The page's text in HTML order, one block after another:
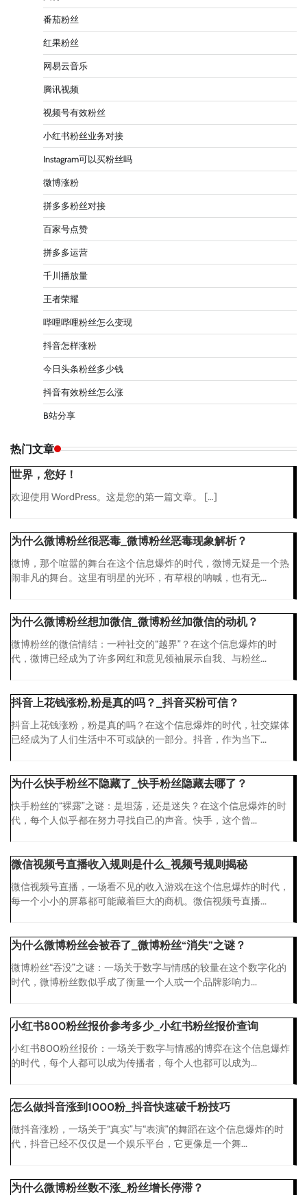
番茄粉丝
红果粉丝
网易云音乐
腾讯视频
视频号有效粉丝
小红书粉丝业务对接
Instagram可以买粉丝吗
微博涨粉
拼多多粉丝对接
百家号点赞
拼多多运营
千川播放量
王者荣耀
哔哩哔哩粉丝怎么变现
抖音怎样涨粉
今日头条粉丝多少钱
抖音有效粉丝怎么涨
B站分享
热门文章
世界，您好！
欢迎使用 WordPress。这是您的第一篇文章。 […]
为什么微博粉丝很恶毒_微博粉丝恶毒现象解析？
微博，那个喧嚣的舞台在这个信息爆炸的时代，微博无疑是一个热
闹非凡的舞台。这里有明星的光环，有草根的呐喊，也有无...
为什么微博粉丝想加微信_微博粉丝加微信的动机？
微博粉丝的微信情结：一种社交的“越界”？在这个信息爆炸的时
代，微博已经成为了许多网红和意见领袖展示自我、与粉丝...
抖音上花钱涨粉,粉是真的吗？_抖音买粉可信？
抖音上花钱涨粉，粉是真的吗？在这个信息爆炸的时代，社交媒体
已经成为了人们生活中不可或缺的一部分。抖音，作为当下...
为什么快手粉丝不隐藏了_快手粉丝隐藏去哪了？
快手粉丝的“裸露”之谜：是坦荡，还是迷失？在这个信息爆炸的时
代，每个人似乎都在努力寻找自己的声音。快手，这个曾...
微信视频号直播收入规则是什么_视频号规则揭秘
微信视频号直播，一场看不见的收入游戏在这个信息爆炸的时代，
每一个小小的屏幕都可能藏着巨大的商机。微信视频号直播...
为什么微博粉丝会被吞了_微博粉丝“消失”之谜？
微博粉丝“吞没”之谜：一场关于数字与情感的较量在这个数字化的
时代，微博粉丝数似乎成了衡量一个人或一个品牌影响力...
小红书800粉丝报价参考多少_小红书粉丝报价查询
小红书800粉丝报价：一场关于数字与情感的博弈在这个信息爆炸
的时代，每个人都可以成为传播者，每个人也都可以成为...
怎么做抖音涨到1000粉_抖音快速破千粉技巧
做抖音涨粉，一场关于“真实”与“表演”的舞蹈在这个信息爆炸的时
代，抖音已经不仅仅是一个娱乐平台，它更像是一个舞...
为什么微博粉丝数不涨_粉丝增长停滞？